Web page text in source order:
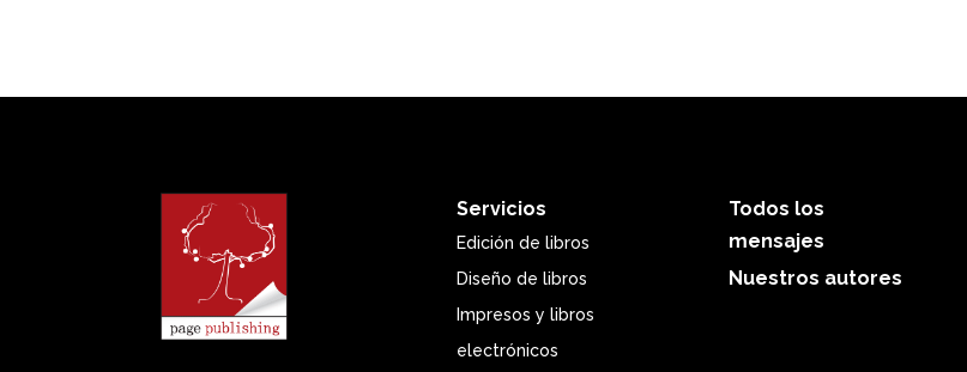
Servicios
Edición de libros
Diseño de libros
Impresos y libros
electrónicos
Todos los
mensajes
Nuestros autores